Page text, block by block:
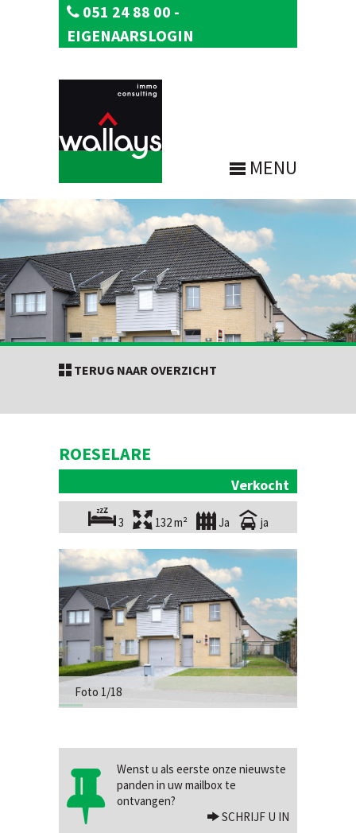
051 24 88 00 -
EIGENAARSLOGIN
MENU
TERUG NAAR OVERZICHT
ROESELARE
Verkocht
3 132 m² Ja ja
Foto 1/18
Wenst u als eerste onze nieuwste
panden in uw mailbox te
ontvangen?
SCHRIJF U IN